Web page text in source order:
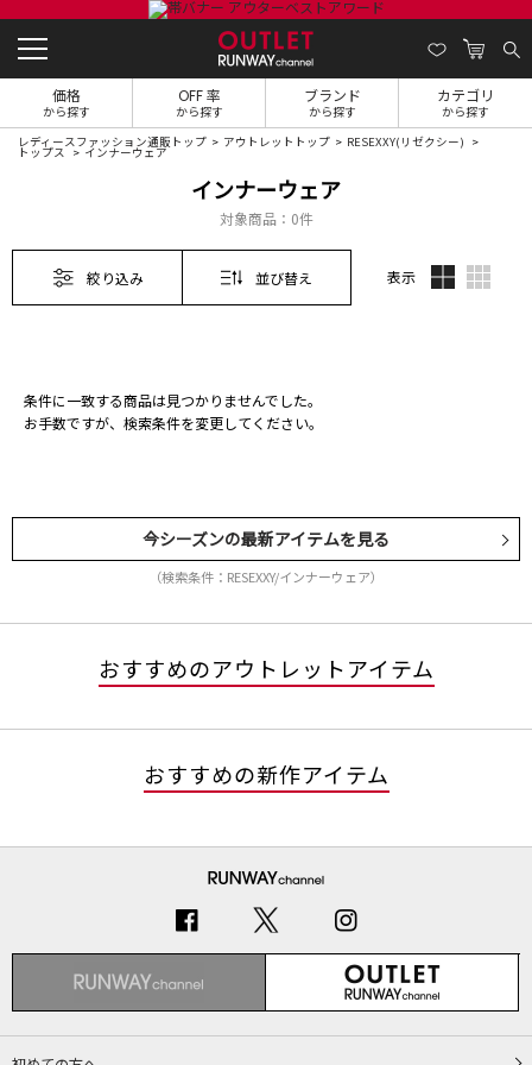
価格
から探す
OFF 率
から探す
ブランド
から探す
カテゴリ
から探す
レディースファッション通販トップ アウトレットトップ RESEXXY(リゼクシー)
トップス インナーウェア
インナーウェア
対象商品： 0件
絞り込み 並び替え 表示
条件に一致する商品は見つかりませんでした。
お手数ですが、検索条件を変更してください。
今シーズンの最新アイテムを見る
（検索条件：RESEXXY/インナーウェア）
おすすめのアウトレットアイテム
おすすめの新作アイテム